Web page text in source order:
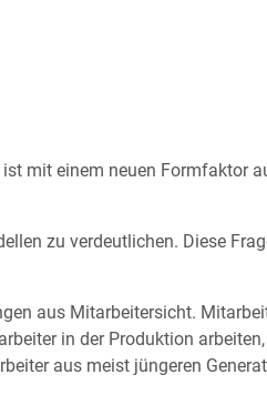
mit einem neuen Formfaktor
zu verdeutlichen. Diese
aus Mitarbeitersicht.
in der Produktion
aus meist jüngeren